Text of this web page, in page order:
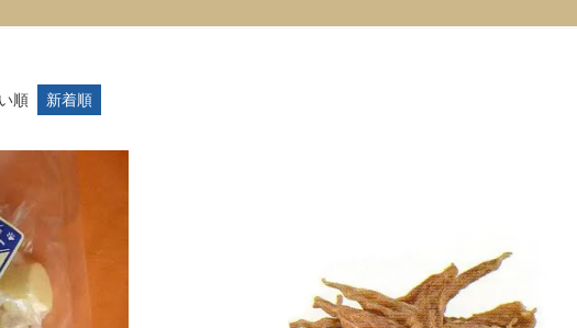
順 新着順